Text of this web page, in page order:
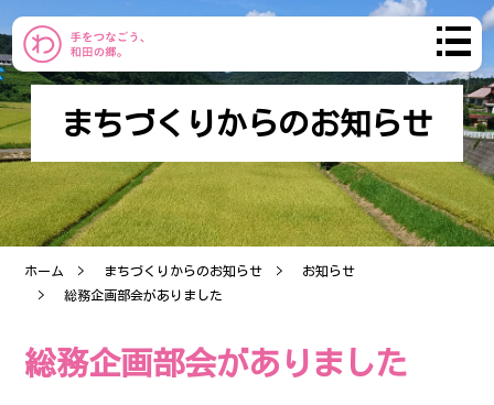
わだのまち
まちづくり
おしらせ
まちづくりからのお知らせ
ホーム まちづくりからのお知らせ
お知らせ
総務企画部会がありました
総務企画部会がありました